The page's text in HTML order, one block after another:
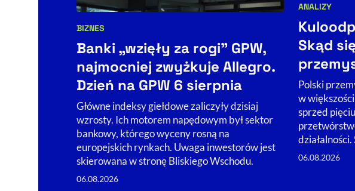
Kategorie artykułu:
BIZNES
Banki „wzięły za rogi" GPW,
najmocniej zwyżkuje Allegro.
Dzień na GPW 6 sierpnia
Główne indeksy giełdowe zaliczyły dzisiaj
wzrosty. Ich motorem napędowym był sektor
bankowy, którego wyceny rosną na
europejskich rynkach. Uwaga inwestorów jest
skierowana w stronę Bliskiego Wschodu.
06.08.2026
Kategorie
ANALIZY
Skąd
Polski
w
sprzed
06.08.2026